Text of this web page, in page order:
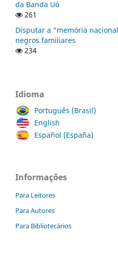
da Banda Uó
261
Disputar a “memória
negros familiares
234
Idioma
Português (Brasil)
English
Español (España)
Informações
Para Leitores
Para Autores
Para Bibliotecários